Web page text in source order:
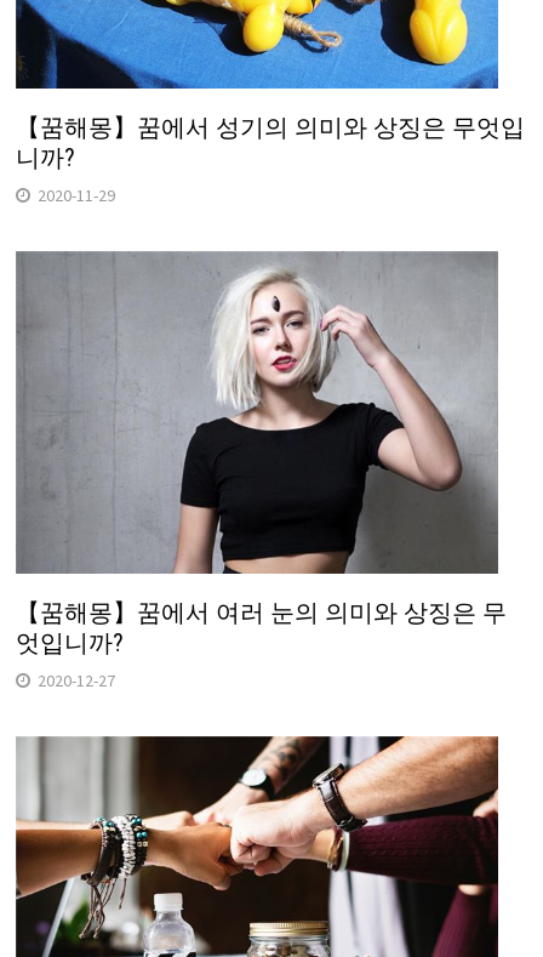
【꿈해몽】꿈에서 성기의 의미와 상징은 무엇입
니까?
2020-11-29
【꿈해몽】꿈에서 여러 눈의 의미와 상징은 무
엇입니까?
2020-12-27